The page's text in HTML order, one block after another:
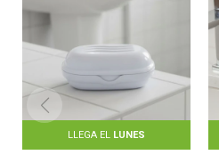
LLEGA EL LUNES